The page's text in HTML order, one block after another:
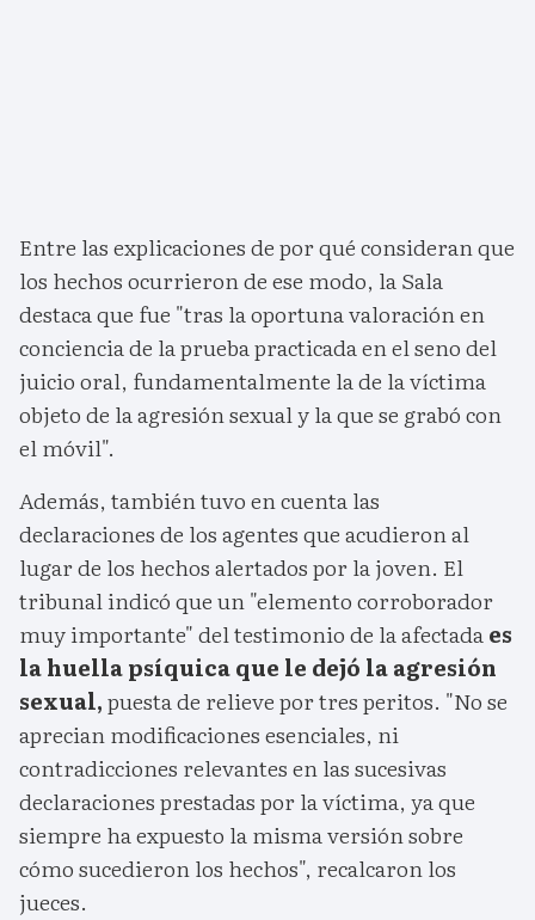
Entre las explicaciones de por qué consideran que
los hechos ocurrieron de ese modo, la Sala
destaca que fue "tras la oportuna valoración en
conciencia de la prueba practicada en el seno del
juicio oral, fundamentalmente la de la víctima
objeto de la agresión sexual y la que se grabó con
el móvil".
Además, también tuvo en cuenta las
declaraciones de los agentes que acudieron al
lugar de los hechos alertados por la joven. El
tribunal indicó que un "elemento corroborador
muy importante" del testimonio de la afectadaes
la huella psíquica que le dejó la agresión
sexual,puesta de relieve por tres peritos. "No se
aprecian modificaciones esenciales, ni
contradicciones relevantes en las sucesivas
declaraciones prestadas por la víctima, ya que
siempre ha expuesto la misma versión sobre
cómo sucedieron los hechos", recalcaron los
jueces.